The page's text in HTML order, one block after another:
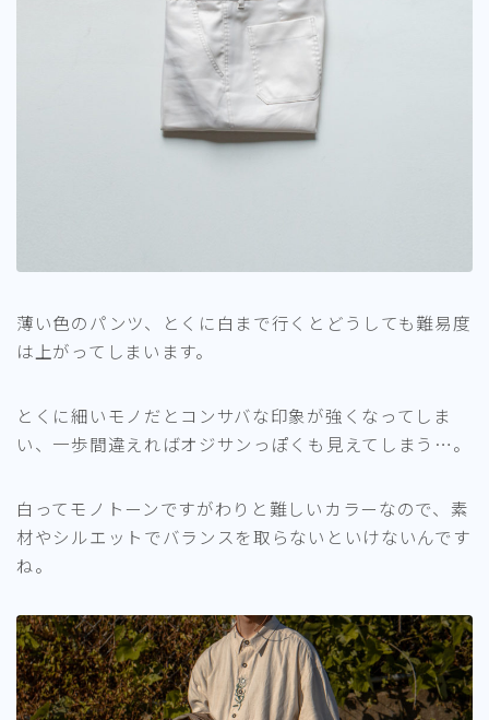
薄い色のパンツ、とくに白まで行くとどうしても難易度
は上がってしまいます。
とくに細いモノだとコンサバな印象が強くなってしま
い、一歩間違えればオジサンっぽくも見えてしまう…。
白ってモノトーンですがわりと難しいカラーなので、素
材やシルエットでバランスを取らないといけないんです
ね。